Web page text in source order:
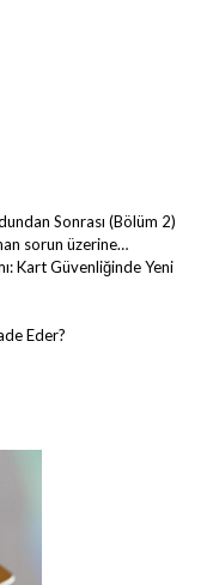
Sonrası (Bölüm 2)
sorun üzerine…
Kart Güvenliğinde Yeni
Eder?